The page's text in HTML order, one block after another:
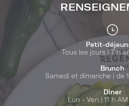
Petit-
Tous les jours | 7 h
Brunch
Samedi et dimanche | de
Dîner
Lun - Ven | 11 h